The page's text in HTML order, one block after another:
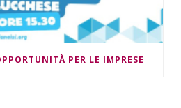
PER LE IMPRESE